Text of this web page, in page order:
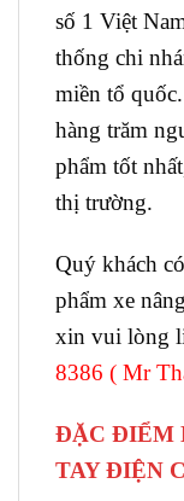
số 1 Việt
thống chi
miền tổ
hàng trăm
phẩm tốt
thị trường.
Quý khách
phẩm xe
xin vui lòng
8386 ( Mr
ĐẶC ĐIỂM
TAY ĐIỆN